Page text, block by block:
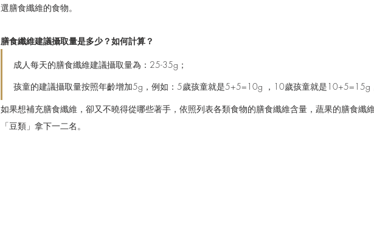
選膳食纖維的食物。
膳食纖維建議攝取量是多少？如何計算？
成人每天的膳食纖維建議攝取量為：25-35g；
孩童的建議攝取量按照年齡增加5g，例如：5歲孩童就是5+5=10g ，10歲孩童就是10+5=15g
如果想補充膳食纖維，卻又不曉得從哪些著手，依照列表各類食物的膳食纖維含量，蔬果的膳食纖
「豆類」拿下一二名。